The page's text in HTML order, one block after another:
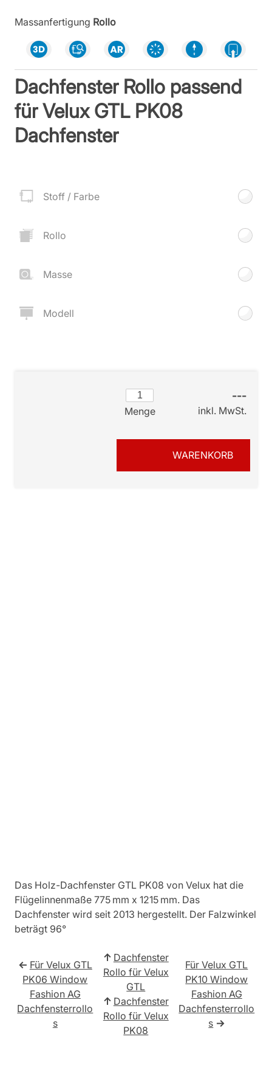
Massanfertigung Rollo
Dachfenster Rollo passend
für Velux GTL PK08
Dachfenster
Stoff / Farbe
Rollo
Masse
Modell
Menge
---
inkl. MwSt.
WARENKORB
Das Holz-Dachfenster GTL PK08 von Velux hat die
Flügelinnenmaße 775 mm x 1215 mm. Das
Dachfenster wird seit 2013 hergestellt. Der Falzwinkel
beträgt 96°
← Für Velux GTL
PK06 Window
Fashion AG
Dachfensterrollo
s
↑ Dachfenster
Rollo für Velux
GTL
↑ Dachfenster
Rollo für Velux
PK08
Für Velux GTL
PK10 Window
Fashion AG
Dachfensterrollo
s →